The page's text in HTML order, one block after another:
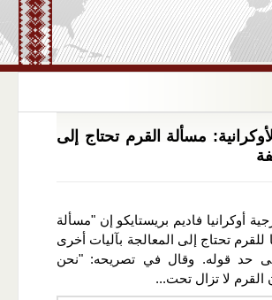
مسألة القرم تحتاج إلى
أوكرانيا فاديم بريستايكو إن "مسألة
للقرم تحتاج إلى المعالجة بآليات أخرى
حد قوله. وقال في تصريحه: "نحن
لا تزال تحت...